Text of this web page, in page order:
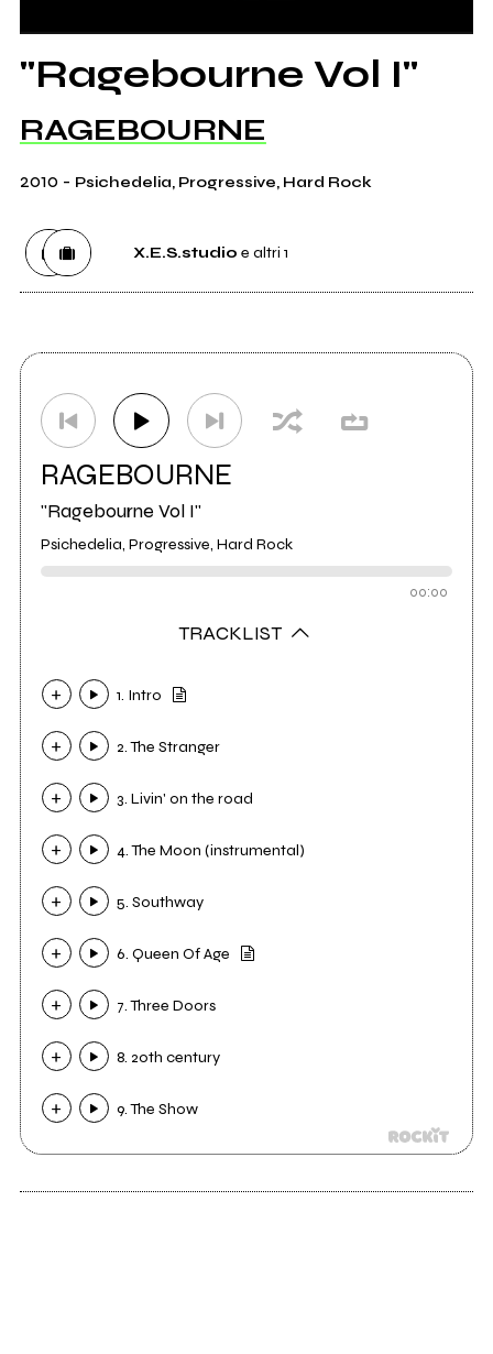
"Ragebourne Vol I"
RAGEBOURNE
2010- Psichedelia, Progressive, Hard Rock
X.E.S.studio e altri 1
RAGEBOURNE
"Ragebourne Vol I"
Psichedelia, Progressive, Hard Rock
00:00
TRACKLIST
1. Intro
2. The Stranger
3. Livin' on the road
4. The Moon (instrumental)
5. Southway
6. Queen Of Age
7. Three Doors
8. 2oth century
9. The Show